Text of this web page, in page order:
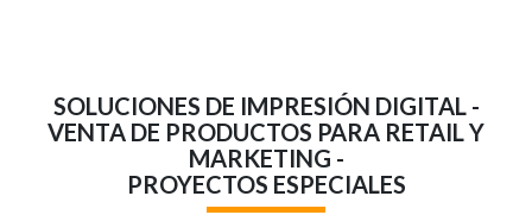
SOLUCIONES DE IMPRESIÓN DIGITAL -
VENTA DE PRODUCTOS PARA RETAIL Y
MARKETING -
PROYECTOS ESPECIALES